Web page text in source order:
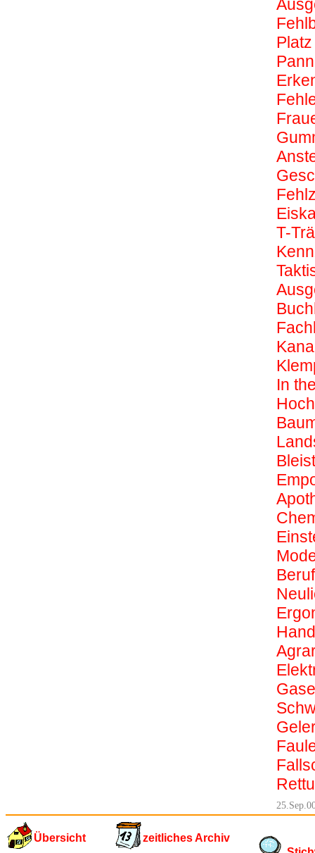
T-
In
Übersicht
zeitliches Archiv